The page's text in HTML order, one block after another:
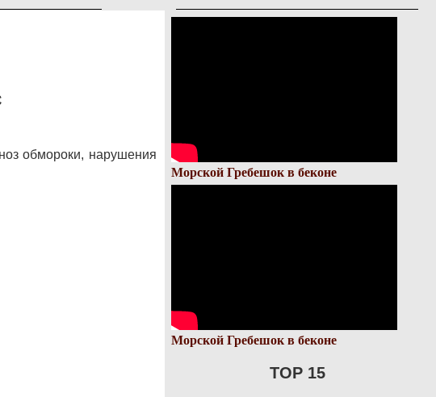
обмороки, нарушения
Морской Гребешок в беконе
Морской Гребешок в беконе
TOP 15